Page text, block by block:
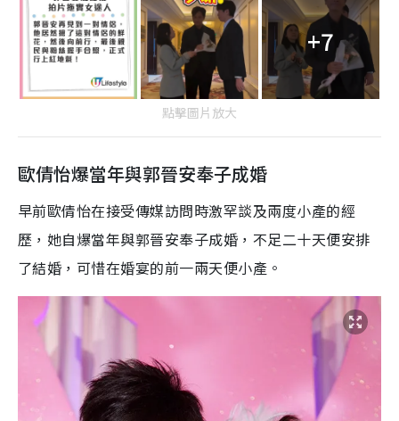
+7
點擊圖片放大
歐倩怡爆當年與郭晉安奉子成婚
早前歐倩怡在接受傳媒訪問時激罕談及兩度小產的經
歷，她自爆當年與郭晉安奉子成婚，不足二十天便安排
了結婚，可惜在婚宴的前一兩天便小產。